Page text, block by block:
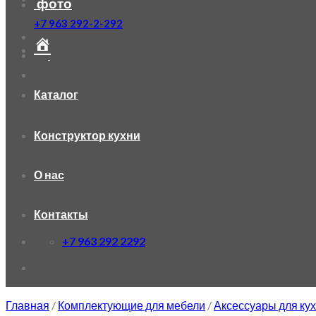
+7 963 292-2-292
Каталог
Конструктор кухни
О нас
Контакты
+7 963 292 2292
Главная / Комплектующие для мебели /Аксессуары для